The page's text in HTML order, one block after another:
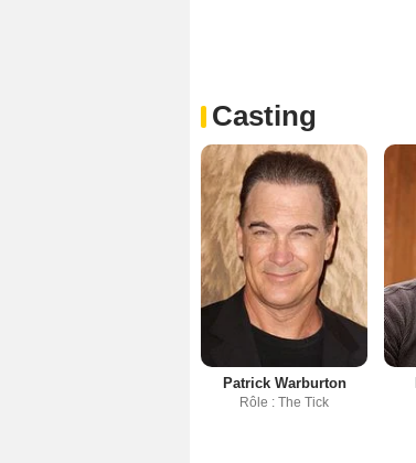
Casting
Patrick Warburton
Rôle : The Tick